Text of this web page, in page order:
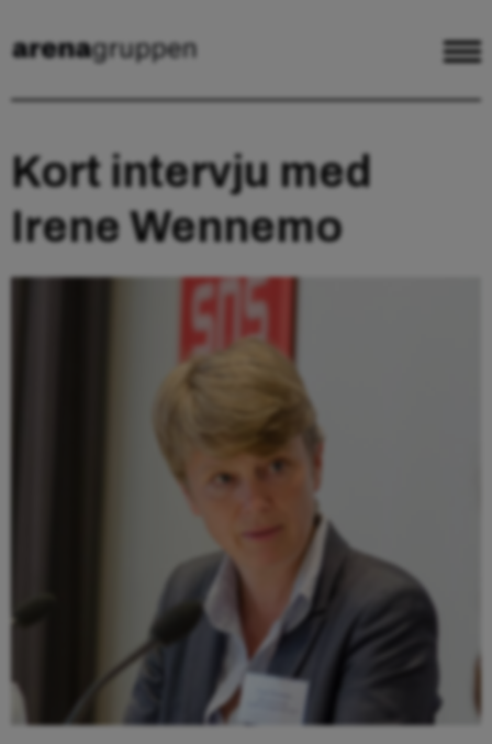
Kort intervju med
Irene Wennemo